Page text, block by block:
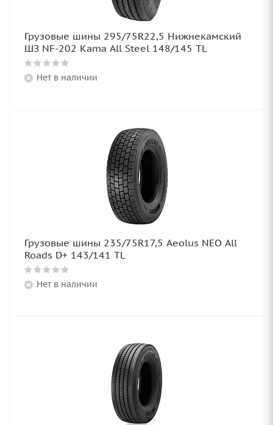
Грузовые шины 295/75R22,5 Нижнекамский
ШЗ NF-202 Kama All Steel 148/145 TL
Нет в наличии
Грузовые шины 235/75R17,5 Aeolus NEO All
Roads D+ 143/141 TL
Нет в наличии